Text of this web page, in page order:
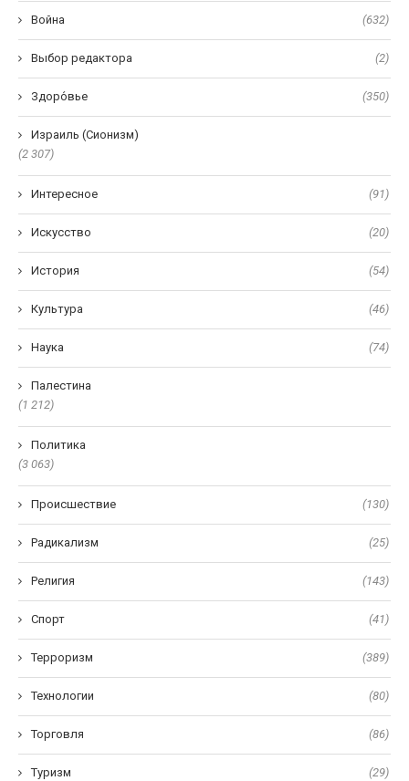
Война (632)
Выбор редактора (2)
Здоро́вье (350)
Израиль (Сионизм)
(2 307)
Интересное (91)
Искусство (20)
История (54)
Культура (46)
Наука (74)
Палестина
(1 212)
Политика
(3 063)
Происшествие (130)
Радикализм (25)
Религия (143)
Спорт (41)
Терроризм (389)
Технологии (80)
Торговля (86)
Туризм (29)